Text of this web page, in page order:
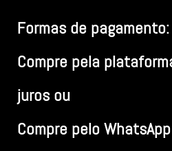
Formas de pagamento:
Compre pela
juros ou
Compre pelo